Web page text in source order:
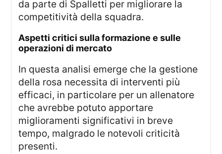
da parte di Spalletti per migliorare la
competitività della squadra.
aspetti critici sulla formazione e sulle
operazioni di mercato
In questa analisi emerge che la gestione
della rosa necessita di interventi più
efficaci, in particolare per un allenatore
che avrebbe potuto apportare
miglioramenti significativi in breve
tempo, malgrado le notevoli criticità
presenti.